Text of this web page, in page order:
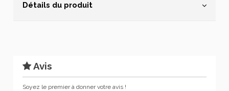
Détails du produit
Avis
Soyez le premier à donner votre avis !